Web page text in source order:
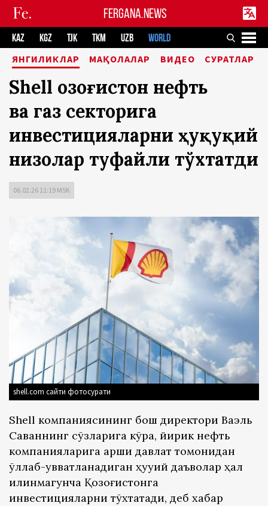
FERGANA.NEWS
KAZ KGZ TJK TKM UZB WORLD
ЯНГИЛИКЛАР МАҚОЛАЛАР ВИДЕО СУРАТЛАР
Shell Қозоғистон нефть
ва газ секторига
инвестицияларни ҳуқуқий
низолар туфайли тўхтатди
06.02.26 11:19 MSK
shell.com сайти фотосурати
Shell компаниясининг бош директори Ваэль
Саваннинг сўзларига кўра, йирик нефть
компанияларига қарши давлат томонидан
қўллаб-қувватланадиган ҳуқуқий даъволар ҳал
қилинмагунча Қозоғистонга
инвестицияларни тўхтатади, деб хабар